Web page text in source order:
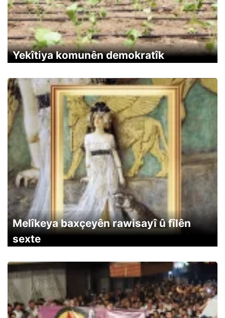
Yekîtiya komunên demokratîk
Melîkeya baxçeyên rawisayî û fîlên
sexte